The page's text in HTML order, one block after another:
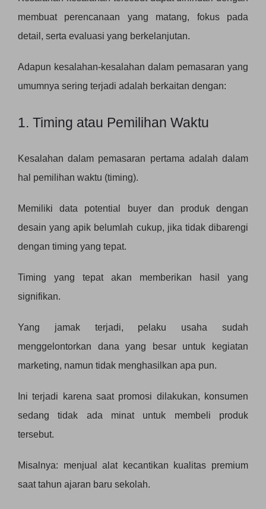
membuat perencanaan yang matang, fokus pada
detail, serta evaluasi yang berkelanjutan.
Adapun kesalahan-kesalahan dalam pemasaran yang
umumnya sering terjadi adalah berkaitan dengan:
1. Timing atau Pemilihan Waktu
Kesalahan dalam pemasaran pertama adalah dalam
hal pemilihan waktu (timing).
Memiliki data potential buyer dan produk dengan
desain yang apik belumlah cukup, jika tidak dibarengi
dengan timing yang tepat.
Timing yang tepat akan memberikan hasil yang
signifikan.
Yang jamak terjadi, pelaku usaha sudah
menggelontorkan dana yang besar untuk kegiatan
marketing, namun tidak menghasilkan apa pun.
Ini terjadi karena saat promosi dilakukan, konsumen
sedang tidak ada minat untuk membeli produk
tersebut.
Misalnya: menjual alat kecantikan kualitas premium
saat tahun ajaran baru sekolah.